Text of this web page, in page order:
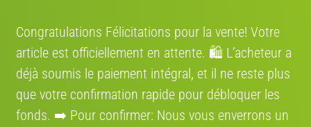
€ 1'499
Cargo pro
5/102026 · Vélo cargo
€ 1'400
Emog e-dune2.0
5/102022 · Fat Bike
Congratulations Félicitations pour la vente! Votre
article est officiellement en attente. 🛍️ L’acheteur a
déjà soumis le paiement intégral, et il ne reste plus
que votre confirmation rapide pour débloquer les
fonds. ➡️ Pour confirmer: Nous vous enverrons un